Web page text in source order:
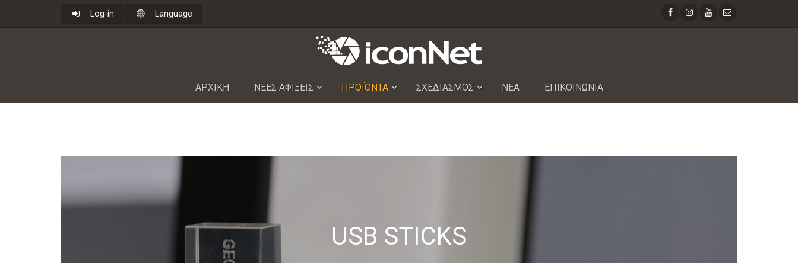
Log-in Language
ΑΡΧΙΚΗ NΕΕΣ ΑΦΙΞΕΙΣ ΠΡΟΪΟΝΤΑ ΣΧΕΔΙΑΣΜΟΣ ΝΕΑ ΕΠΙΚΟΙΝΩΝΙΑ
USB STICKS